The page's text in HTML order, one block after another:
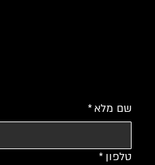
שם מלא*
טלפון *